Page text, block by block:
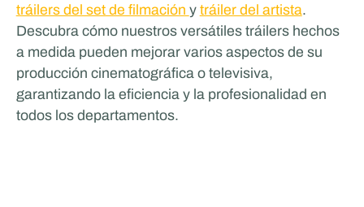
Xtreme Concepts
tráilers del set de filmación y tráiler del artista.
Descubra cómo nuestros versátiles tráilers hechos
a medida pueden mejorar varios aspectos de su
producción cinematográfica o televisiva,
garantizando la eficiencia y la profesionalidad en
todos los departamentos.